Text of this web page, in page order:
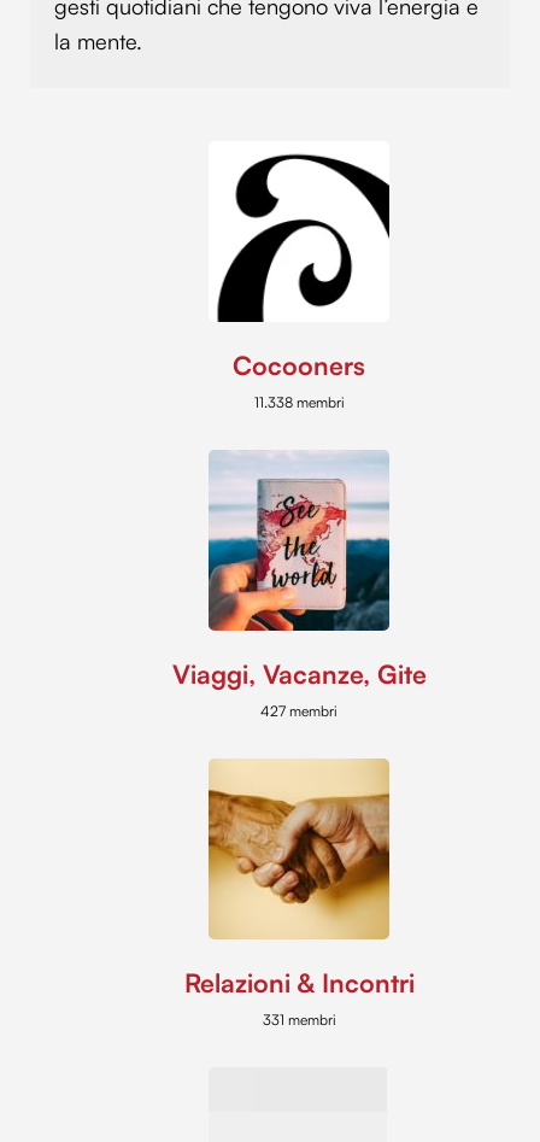
gesti quotidiani che tengono viva l’energia e
la mente.
Cocooners
11.338 membri
Viaggi, Vacanze, Gite
427 membri
Relazioni & Incontri
331 membri